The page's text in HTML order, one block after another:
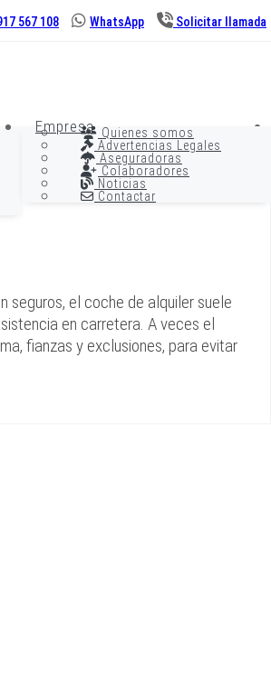
567 108 WhatsApp Solicitar llamada
Empresa Quienes somos
Advertencias Legales
Aseguradoras
Colaboradores
Noticias
Contactar
seguros, el coche de alquiler suele
en carretera. A veces el
fianzas y exclusiones, para evitar